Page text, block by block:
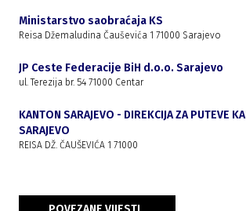
Ministarstvo saobraćaja KS
Reisa Džemaludina Čauševića 1 71000 Sarajevo
JP Ceste Federacije BiH d.o.o. Sarajevo
ul. Terezija br. 54 71000 Centar
KANTON SARAJEVO - DIREKCIJA ZA PUTEVE
SARAJEVO
REISA DŽ. ČAUŠEVIĆA 1 71000